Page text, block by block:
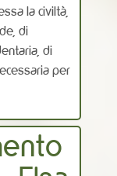
la civiltà,
di
di
per